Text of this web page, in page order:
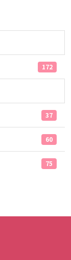
172
37
60
75